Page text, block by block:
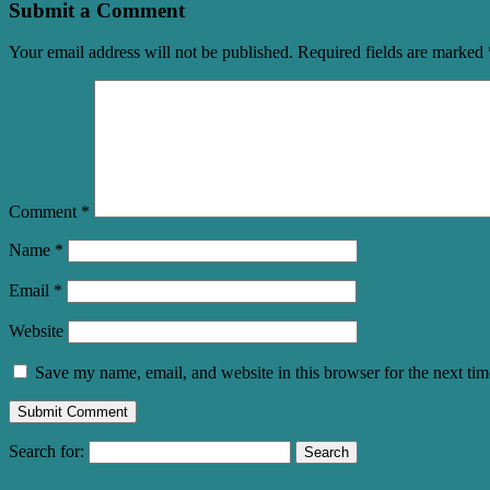
Submit a Comment
Your email address will not be published. Required fields are marked
Comment *
Name *
Email *
Website
Save my name, email, and website in this browser for the next
Search for: